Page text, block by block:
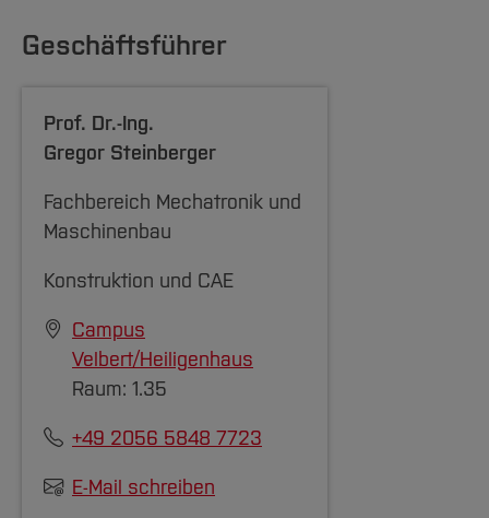
Geschäftsführer
Prof. Dr.-Ing.
Gregor Steinberger
Fachbereich Mechatronik und
Maschinenbau
Konstruktion und CAE
Campus
Velbert/Heiligenhaus
Raum: 1.35
+49 2056 5848 7723
E-Mail schreiben